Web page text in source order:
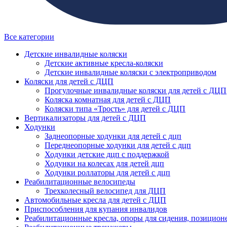
Все категории
Детские инвалидные коляски
Детские активные кресла-коляски
Детские инвалидные коляски с электроприводом
Коляски для детей с ДЦП
Прогулочные инвалидные коляски для детей с ДЦП
Коляска комнатная для детей с ДЦП
Коляски типа «Трость» для детей с ДЦП
Вертикализаторы для детей с ДЦП
Ходунки
Заднеопорные ходунки для детей с дцп
Переднеопорные ходунки для детей с дцп
Ходунки детские дцп с поддержкой
Ходунки на колесах для детей дцп
Ходунки роллаторы для детей с дцп
Реабилитационные велосипеды
Трехколесный велосипед для ДЦП
Автомобильные кресла для детей с ДЦП
Приспособления для купания инвалидов
Реабилитационные кресла, опоры для сидения,